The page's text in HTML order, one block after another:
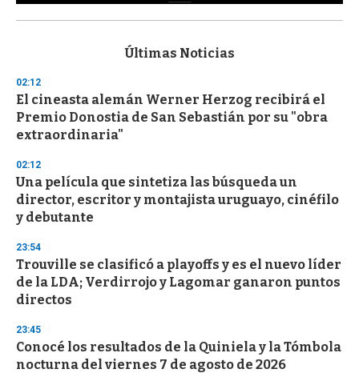
s
d
s
o
f
3
s
e
c
o
n
d
Últimas Noticias
02:12
El cineasta alemán Werner Herzog recibirá el
Premio Donostia de San Sebastián por su "obra
extraordinaria"
02:12
Una película que sintetiza las búsqueda un
director, escritor y montajista uruguayo, cinéfilo
y debutante
23:54
Trouville se clasificó a playoffs y es el nuevo líder
de la LDA; Verdirrojo y Lagomar ganaron puntos
directos
23:45
Conocé los resultados de la Quiniela y la Tómbola
nocturna del viernes 7 de agosto de 2026